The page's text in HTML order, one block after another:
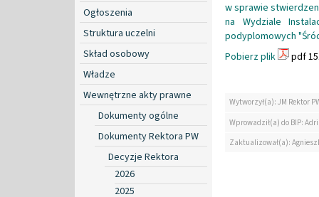
Ogłoszenia
Struktura uczelni
Skład osobowy
Władze
Wewnętrzne akty prawne
Dokumenty ogólne
Dokumenty Rektora PW
Decyzje Rektora
2026
2025
w sprawie
na Wydziale
podyplomowych
Pobierz plik
pdf
Wytworzył(a): JM Rektor
Wprowadził(a) do BIP:
Zaktualizował(a):